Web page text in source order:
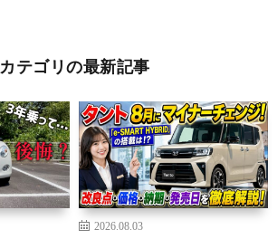
カテゴリの最新記事
2026.08.03